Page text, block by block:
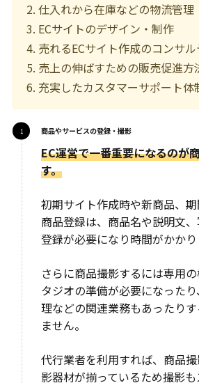
仕入れから在庫などの物流管理
ECサイトのデザイン・制作
売れるECサイト作成のコンサ
売上の伸ばすための販売促進方
充実したカスタマーサポート体
商品やサービスの登録・撮影
EC運営で一番重要になるのが
す。
初期サイト作成時や新商品、
商品登録は、商品名や説明文
登録が必要になり時間がかかり
さらに商品撮影するには専用
タジオの準備が必要になった
理などの関連業務もあったり
ません。
代行業者を利用すれば、商品
影器材が揃っているため撮影